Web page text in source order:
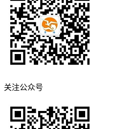
关注公众号